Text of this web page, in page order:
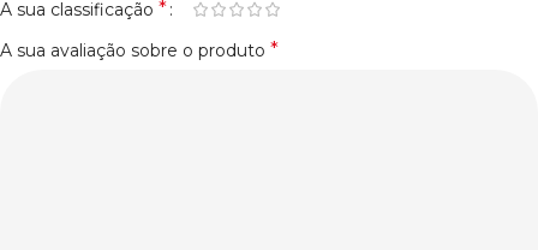
A sua classificação *
A sua avaliação sobre o produto *